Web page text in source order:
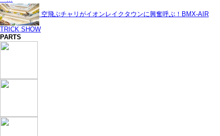
空飛ぶチャリがイオンレイクタウンに興奮呼ぶ！BMX-AIR
TRICK SHOW
PARTS